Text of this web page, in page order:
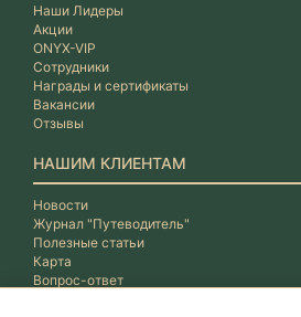
Наши Лидеры
Акции
ONYX-VIP
Сотрудники
Награды и сертификаты
Вакансии
Отзывы
НАШИМ КЛИЕНТАМ
Новости
Журнал "Путеводитель"
Полезные статьи
Карта
Вопрос-ответ